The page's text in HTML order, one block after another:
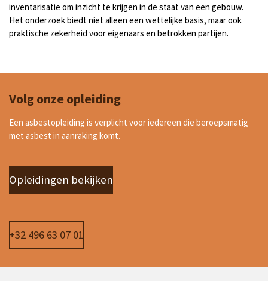
inventarisatie om inzicht te krijgen in de staat van een gebouw.
Het onderzoek biedt niet alleen een wettelijke basis, maar ook
praktische zekerheid voor eigenaars en betrokken partijen.
Volg onze opleiding
Een asbestopleiding is verplicht voor iedereen die beroepsmatig
met asbest in aanraking komt.
Opleidingen bekijken
+32 496 63 07 01